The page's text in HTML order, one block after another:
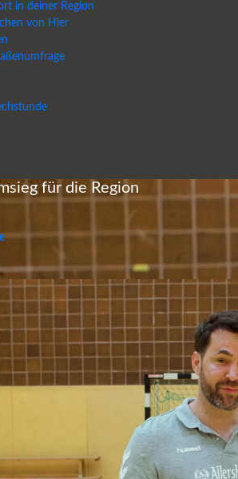
in deiner Region
von Hier
für die Region